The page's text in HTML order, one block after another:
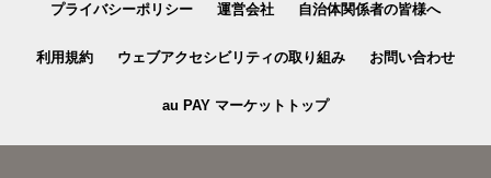
プライバシーポリシー 運営会社 自治体関係者の皆様へ
利用規約 ウェブアクセシビリティの取り組み お問い合わせ
au PAY マーケットトップ